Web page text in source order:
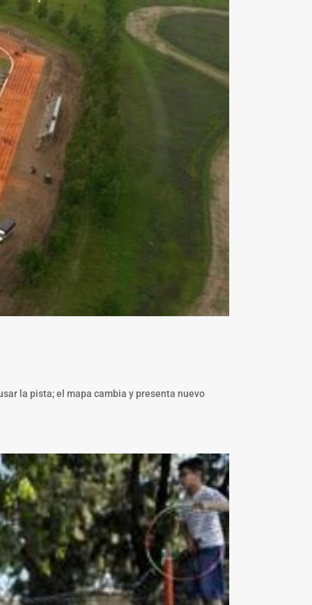
la pista; el mapa cambia y presenta nuevo